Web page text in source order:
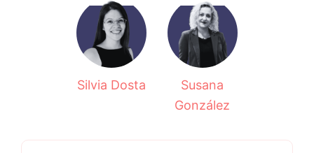
Silvia Dosta
Susana
González